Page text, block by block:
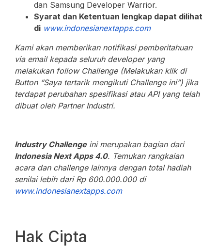
dan Samsung Developer Warrior.
Syarat dan Ketentuan lengkap dapat dilihat
di www.indonesianextapps.com
Kami akan memberikan notifikasi pemberitahuan
via email kepada seluruh developer yang
melakukan follow Challenge (Melakukan klik di
Button “Saya tertarik mengikuti Challenge ini”) jika
terdapat perubahan spesifikasi atau API yang telah
dibuat oleh Partner Industri.
Industry Challengeini merupakan bagian dari
Indonesia Next Apps 4.0. Temukan rangkaian
acara dan challenge lainnya dengan total hadiah
senilai lebih dari Rp 600.000.000 di
www.indonesianextapps.com
Hak Cipta